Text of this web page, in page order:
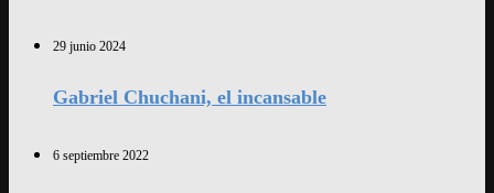
29 junio 2024
Gabriel Chuchani, el incansable
6 septiembre 2022